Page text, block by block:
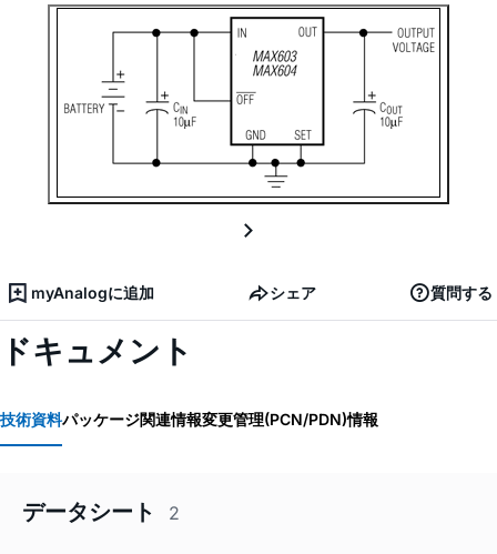
myAnalogに追加 シェア 質問する
ドキュメント
技術資料パッケージ関連情報変更管理(PCN/PDN)情報
データシート 2